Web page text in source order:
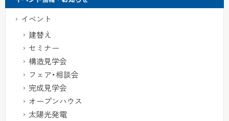
イベント
建替え
セミナー
構造見学会
フェア・相談会
完成見学会
オープンハウス
太陽光発電